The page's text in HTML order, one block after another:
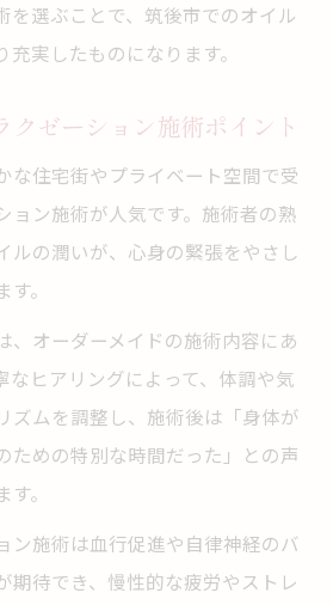
を選ぶことで、筑後市でのオイル
実したものになります。
クゼーション施術ポイント
な住宅街やプライベート空間で受
ョン施術が人気です。施術者の熟
ルの潤いが、心身の緊張をやさし
。
、オーダーメイドの施術内容にあ
なヒアリングによって、体調や気
ズムを調整し、施術後は「身体が
ための特別な時間だった」との声
。
ン施術は血行促進や自律神経のバ
期待でき、慢性的な疲労やストレ